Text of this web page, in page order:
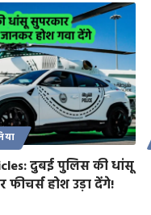
दुबई पुलिस की धांसू
होश उड़ा देंगे!